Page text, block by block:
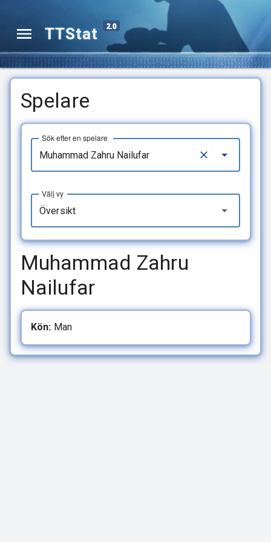
TTStat 2.0
Spelare
Sök efter en spelare
Översikt
Välj vy
Muhammad Zahru
Nailufar
Kön: Man